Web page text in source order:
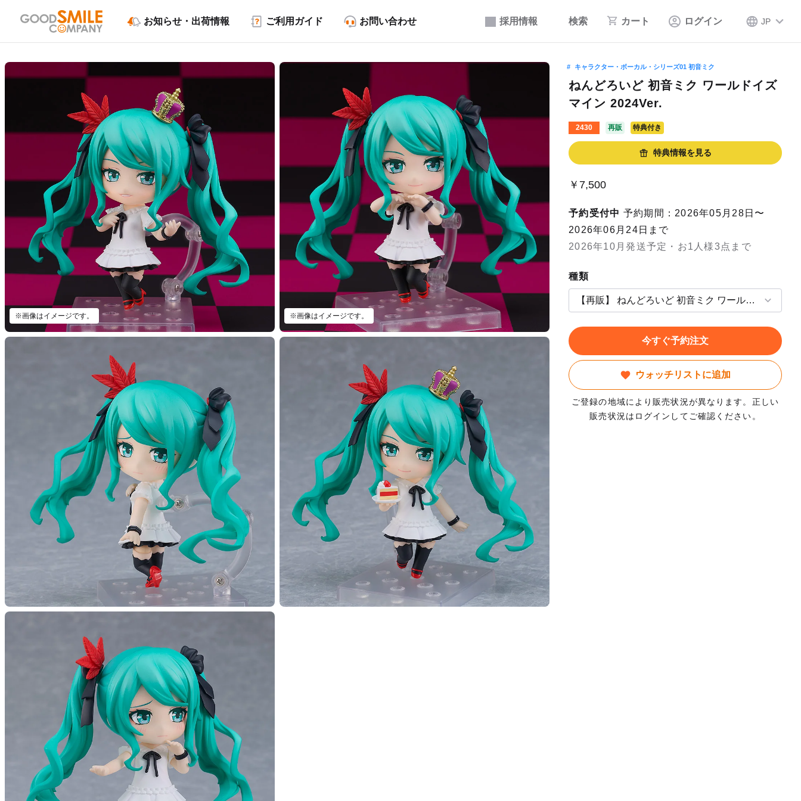
採用情報 検索 カート ログイン JP
お知らせ・出荷情報 ご利用ガイド お問い合わせ
※画像はイメージです。 ※画像はイメージです。
キャラクター・ボーカル・シリーズ01 初音ミク
ねんどろいど 初音ミク ワールドイズ
マイン 2024Ver.
2430 再販 特典付き
特典情報を見る
￥7,500
予約受付中 予約期間：2026年05月28日〜
2026年06月24日まで
2026年10月発送予定・お1人様3点まで
種類
今すぐ予約注文
ウォッチリストに追加
ご登録の地域により販売状況が異なります。正しい
販売状況はログインしてご確認ください。